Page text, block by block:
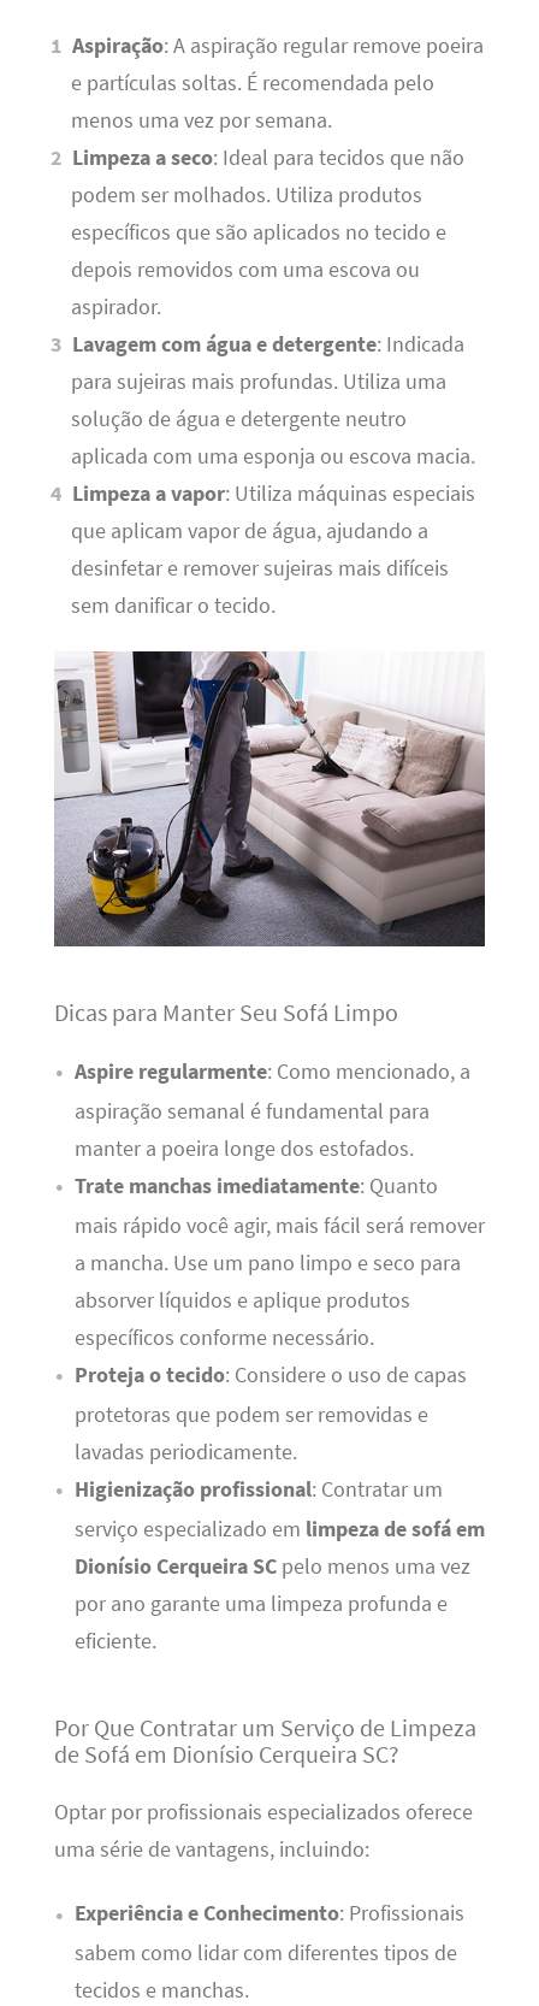
Aspiração: A aspiração regular remove poeira
e partículas soltas. É recomendada pelo
menos uma vez por semana.
Limpeza a seco: Ideal para tecidos que não
podem ser molhados. Utiliza produtos
específicos que são aplicados no tecido e
depois removidos com uma escova ou
aspirador.
Lavagem com água e detergente: Indicada
para sujeiras mais profundas. Utiliza uma
solução de água e detergente neutro
aplicada com uma esponja ou escova macia.
Limpeza a vapor: Utiliza máquinas especiais
que aplicam vapor de água, ajudando a
desinfetar e remover sujeiras mais difíceis
sem danificar o tecido.
Dicas para Manter Seu Sofá Limpo
Aspire regularmente: Como mencionado, a
aspiração semanal é fundamental para
manter a poeira longe dos estofados.
Trate manchas imediatamente: Quanto
mais rápido você agir, mais fácil será remover
a mancha. Use um pano limpo e seco para
absorver líquidos e aplique produtos
específicos conforme necessário.
Proteja o tecido: Considere o uso de capas
protetoras que podem ser removidas e
lavadas periodicamente.
Higienização profissional: Contratar um
serviço especializado em limpeza de sofá em
Dionísio Cerqueira SCpelo menos uma vez
por ano garante uma limpeza profunda e
eficiente.
Por Que Contratar um Serviço de Limpeza
de Sofá em Dionísio Cerqueira SC?
Optar por profissionais especializados oferece
uma série de vantagens, incluindo:
Experiência e Conhecimento: Profissionais
sabem como lidar com diferentes tipos de
tecidos e manchas.